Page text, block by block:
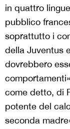
in quattro
pubblico
soprattutto i
della Juventus
dovrebbero
come detto, di
potente del
seconda